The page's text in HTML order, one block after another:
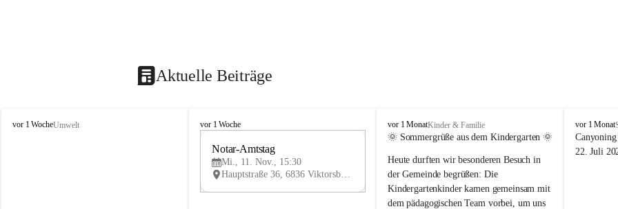
Aktuelle Beiträge
V
vor 1 WocheUmwelt
V
vor 1 Woche
V
Notar-Amtstag
Mi., 11. Nov., 15:30
Hauptstraße 36, 6836 Viktorsberg, AUT
V
i
t
o
r
s
vor 1 MonatKinder & Familie
🌞 Sommergrüße aus dem Kindergarten 🌞
Heute durften wir besonderen Besuch in
der Gemeinde begrüßen: Die
Kindergartenkinder kamen gemeinsam mit
dem pädagogischen Team vorbei, um uns
V
i
k
vor 1 Monat
22. Juli